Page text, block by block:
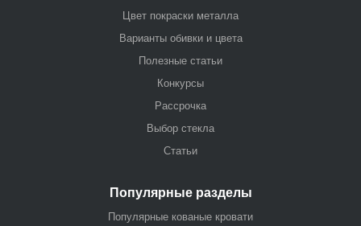
Цвет покраски металла
Варианты обивки и цвета
Полезные статьи
Конкурсы
Рассрочка
Выбор стекла
Статьи
Популярные разделы
Популярные кованые кровати